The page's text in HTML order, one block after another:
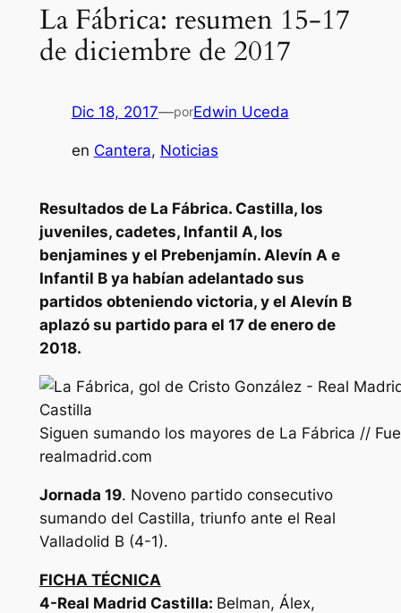
La Fábrica: resumen 15-17
de diciembre de 2017
Dic 18, 2017—porEdwin Uceda
en Cantera, Noticias
Resultados de La Fábrica. Castilla, los
juveniles, cadetes, Infantil A, los
benjamines y el Prebenjamín. Alevín A e
Infantil B ya habían adelantado sus
partidos obteniendo victoria, y el Alevín B
aplazó su partido para el 17 de enero de
2018.
Siguen sumando los mayores de La Fábrica //
realmadrid.com
Jornada 19. Noveno partido consecutivo
sumando del Castilla, triunfo ante el Real
Valladolid B (4-1).
FICHA TÉCNICA
4-Real Madrid Castilla: Belman, Álex,